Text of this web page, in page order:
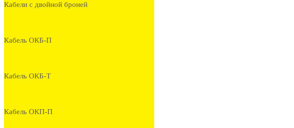
Кабели с двойной броней
Кабель ОКБ-П
Кабель ОКБ-Т
Кабель ОКП-П